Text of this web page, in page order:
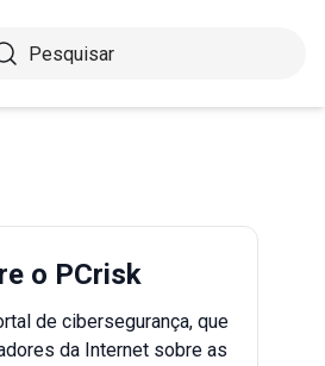
o PCrisk
de cibersegurança, que
da Internet sobre as